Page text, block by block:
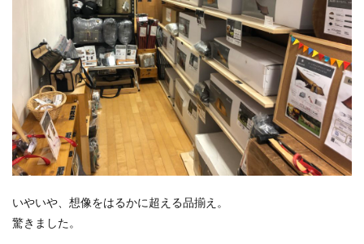
いやいや、想像をはるかに超える品揃え。
驚きました。